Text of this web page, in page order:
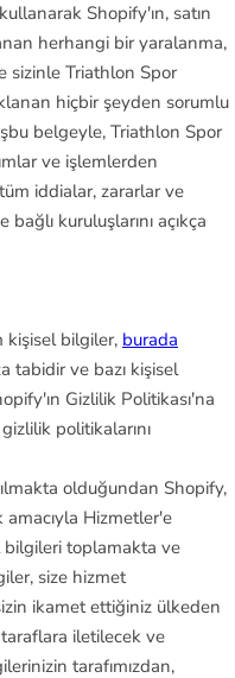
Shopify'ın, satın
herhangi bir yaralanma,
sizinle Triathlon Spor
hiçbir şeyden sorumlu
belgeyle, Triathlon Spor
ve işlemlerden
iddialar, zararlar ve
kuruluşlarını açıkça
kişisel bilgiler, burada
tabidir ve bazı kişisel
Gizlilik Politikası'na
politikalarını
olduğundan Shopify,
Hizmetler'e
bilgileri toplamakta ve
size hizmet
ikamet ettiğiniz ülkeden
iletilecek ve
tarafımızdan,